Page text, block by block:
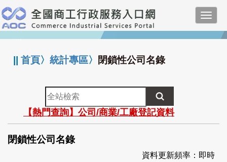
跳
到
主
要
:::
||首頁〉統計專區〉 閉鎖性公司名錄
全
站
檢
索
【熱門查詢】公司/商業/工廠登記資料
閉鎖性公司名錄
資料更新頻率：即時